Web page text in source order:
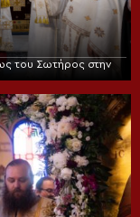
του Σωτήρος στην